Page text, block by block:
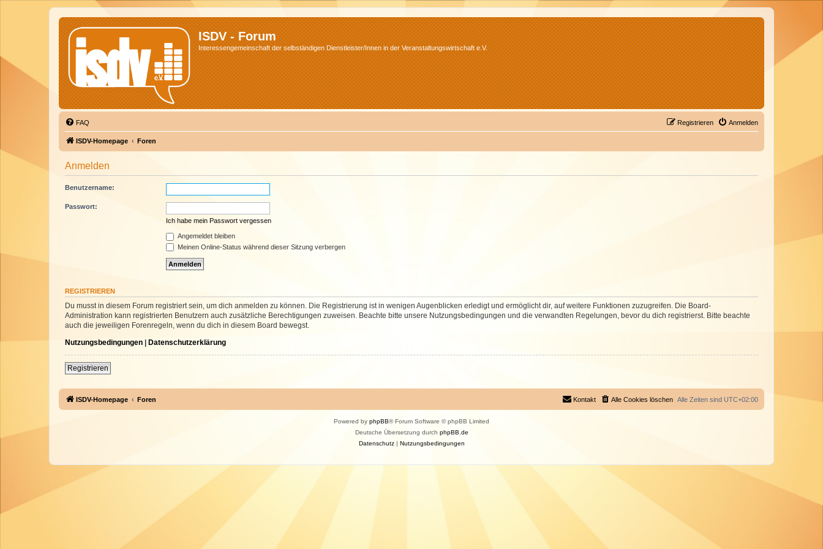
ISDV - Forum
Interessengemeinschaft der selbständigen Dienstleister/Innen in der Veranstaltungswirtschaft e.V.
FAQ Anmelden
Registrieren
ISDV-Homepage Foren
Anmelden
Benutzername:
Passwort:
Ich habe mein Passwort vergessen
Angemeldet bleiben
Meinen Online-Status während dieser Sitzung verbergen
REGISTRIEREN
Du musst in diesem Forum registriert sein, um dich anmelden zu können. Die Registrierung ist in wenigen Augenblicken erledigt und ermöglicht dir, auf weitere Funktionen zuzugreifen. Die Board-
Administration kann registrierten Benutzern auch zusätzliche Berechtigungen zuweisen. Beachte bitte unsere Nutzungsbedingungen und die verwandten Regelungen, bevor du dich registrierst. Bitte beachte
auch die jeweiligen Forenregeln, wenn du dich in diesem Board bewegst.
Nutzungsbedingungen | Datenschutzerklärung
Registrieren
ISDV-Homepage Foren Alle Zeiten sind UTC+02:00
Alle Cookies löschen
Kontakt
Powered by phpBB® Forum Software © phpBB Limited
Deutsche Übersetzung durch phpBB.de
Datenschutz| Nutzungsbedingungen